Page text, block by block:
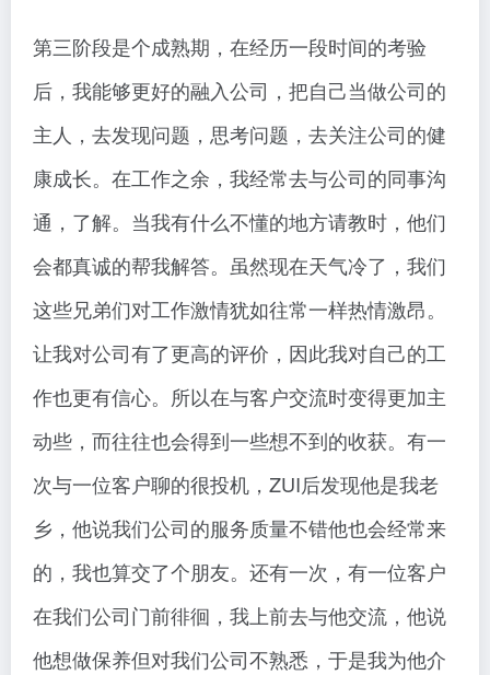
第三阶段是个成熟期，在经历一段时间的考验
后，我能够更好的融入公司，把自己当做公司的
主人，去发现问题，思考问题，去关注公司的健
康成长。在工作之余，我经常去与公司的同事沟
通，了解。当我有什么不懂的地方请教时，他们
会都真诚的帮我解答。虽然现在天气冷了，我们
这些兄弟们对工作激情犹如往常一样热情激昂。
让我对公司有了更高的评价，因此我对自己的工
作也更有信心。所以在与客户交流时变得更加主
动些，而往往也会得到一些想不到的收获。有一
次与一位客户聊的很投机，ZUI后发现他是我老
乡，他说我们公司的服务质量不错他也会经常来
的，我也算交了个朋友。还有一次，有一位客户
在我们公司门前徘徊，我上前去与他交流，他说
他想做保养但对我们公司不熟悉，于是我为他介